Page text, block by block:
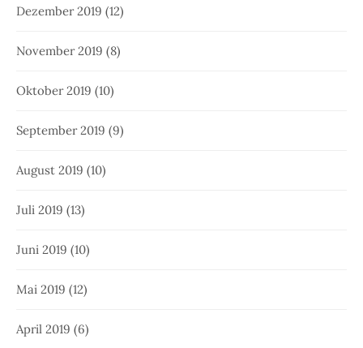
Dezember 2019 (12)
November 2019 (8)
Oktober 2019 (10)
September 2019 (9)
August 2019 (10)
Juli 2019 (13)
Juni 2019 (10)
Mai 2019 (12)
April 2019 (6)